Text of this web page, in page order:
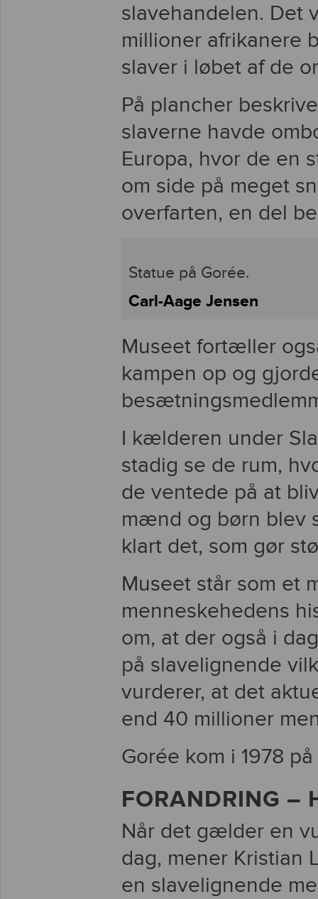
slavehandelen. Det
millioner afrikanere
slaver i løbet af de
På plancher
slaverne havde
Europa, hvor de en
om side på meget
overfarten, en del
Statue på Gorée.
Carl-Aage Jensen
Museet fortæller
kampen op og
I kælderen under
stadig se de rum,
de ventede på at
mænd og børn blev
klart det, som gør
Museet står som et
menneskehedens
om, at der også i
på slavelignende
vurderer, at det
end 40 millioner
Gorée kom i 1978
FORANDRING –
Når det gælder en
dag, mener Kristian
en slavelignende